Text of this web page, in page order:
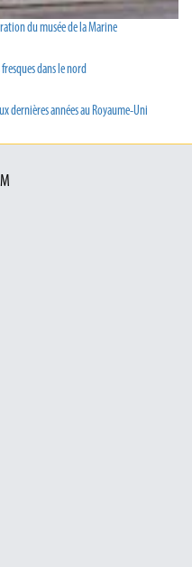
du musée de la Marine
dans le nord
dernières années au Royaume-Uni